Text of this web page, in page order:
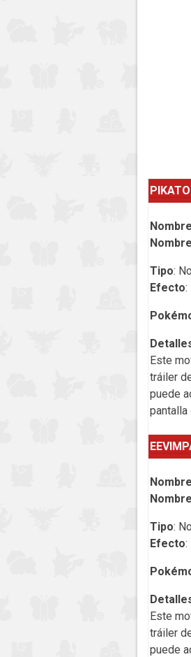
Tipo:
Efecto:
Este
tráiler
puede
pantalla
Tipo:
Efecto:
Este
tráiler
puede